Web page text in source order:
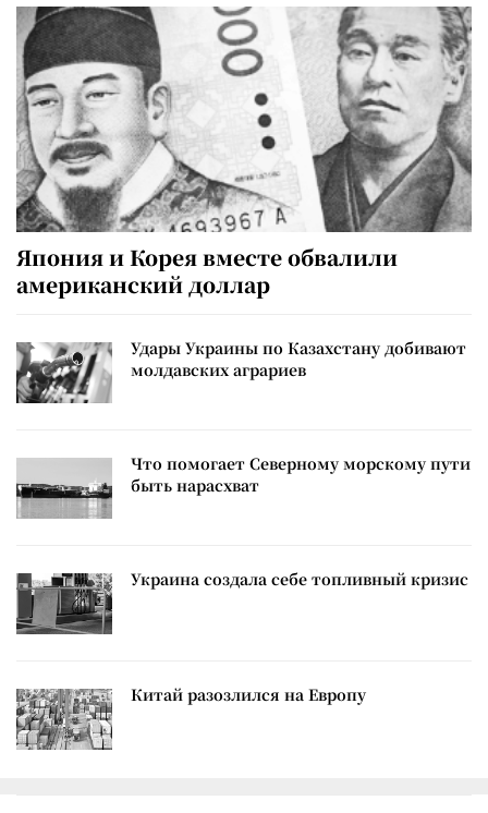
Япония и Корея вместе обвалили
американский доллар
Удары Украины по Казахстану добивают
молдавских аграриев
Что помогает Северному морскому пути
быть нарасхват
Украина создала себе топливный кризис
Китай разозлился на Европу